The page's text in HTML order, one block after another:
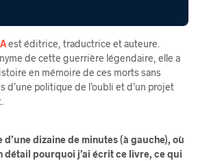
est éditrice, traductrice et auteure.
de cette guerrière légendaire, elle a
en mémoire de ces morts sans
d’une politique de l’oubli et d’un projet
d’une dizaine de minutes (à gauche), où
détail pourquoi j’ai écrit ce livre, ce qui